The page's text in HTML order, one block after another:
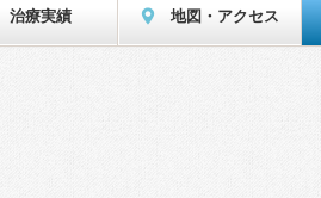
治療実績 地図・アクセス